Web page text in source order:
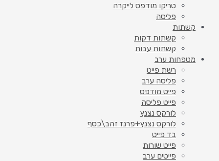
טריקו מודפס לייקרה
פליסה
קשתות
קשתות דקות
קשתות עבות
מטפחות ערב
רשת פייט
פליסה ערב
פייט מודפס
פייט פליסה
לורקס נצנץ
לורקס נצנץ+פרנז זהב\כסף
בד פייט
פייט שורות
פייטים ערב